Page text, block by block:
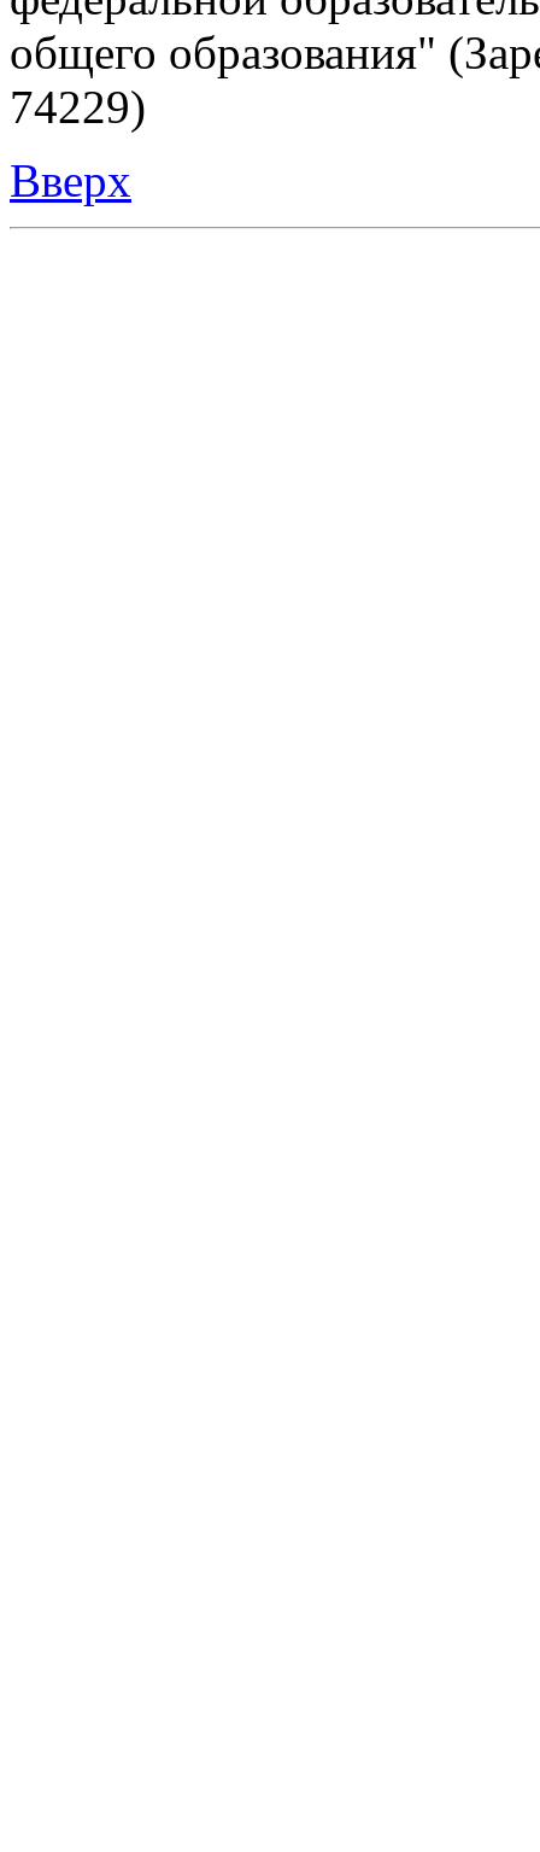
общего образования"
74229)
Вверх